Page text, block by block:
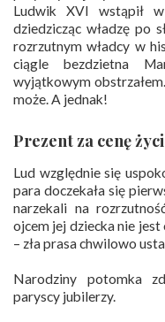
Ludwik XVI wstąpił
dziedzicząc władzę po
rozrzutnym władcy w
ciągle bezdzietna
wyjątkowym
może. A jednak!
Prezent za cenę
Lud względnie się
para doczekała się
narzekali na
ojcem jej dziecka nie
– zła prasa chwilowo
Narodziny potomka
paryscy jubilerzy.